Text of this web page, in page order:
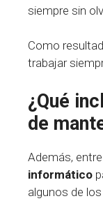
siempre sin
Como
trabajar
¿Qué
de
Además, entre
informático
algunos de